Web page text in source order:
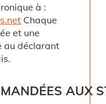
à :
Chaque
et une
au déclarant
AUX